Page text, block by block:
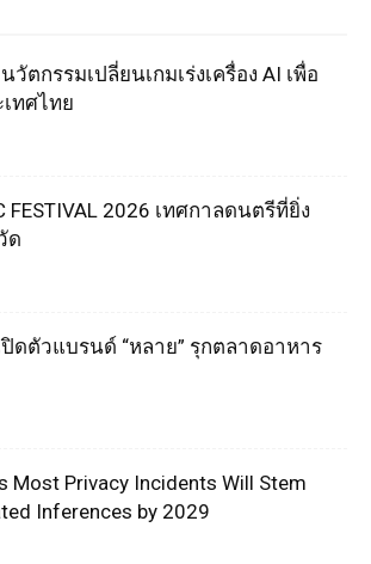
วัตกรรมเปลี่ยนเกมเร่งเครื่อง AI เพื่อ
ทศไทย
FESTIVAL 2026 เทศกาลดนตรีที่ยิ่ง
ด
ปิดตัวแบรนด์ “หลาย” รุกตลาดอาหาร
Most Privacy Incidents Will Stem
Inferences by 2029